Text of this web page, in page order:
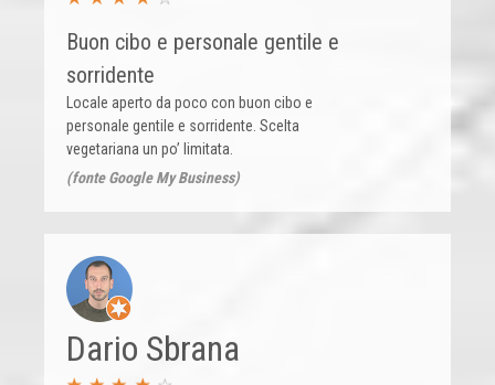
Buon cibo e personale gentile e
sorridente
Locale aperto da poco con buon cibo e
personale gentile e sorridente. Scelta
vegetariana un po’ limitata.
(fonte Google My Business)
Dario Sbrana